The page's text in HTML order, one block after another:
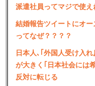
派遣社員ってマジで使え
結婚報告ツイートにオ
ってなぜ？？？？
日本人､｢外国人受け入
が大きく｢日本社会には
反対に転じる